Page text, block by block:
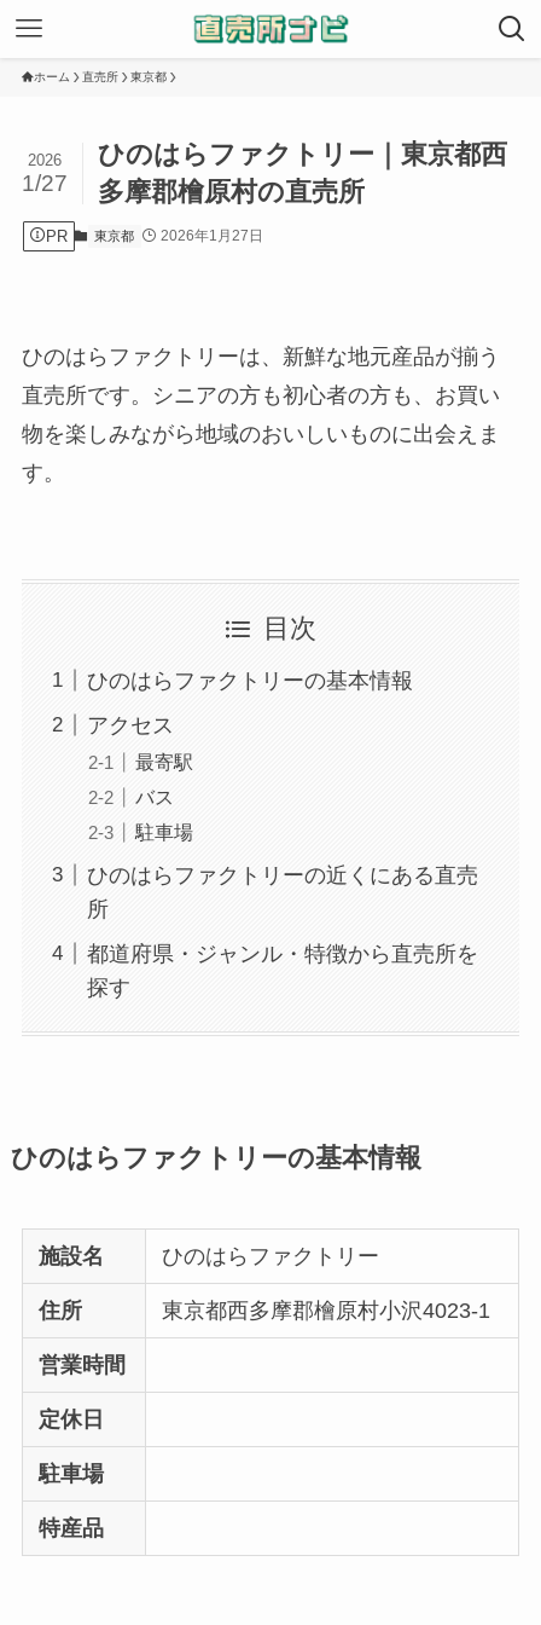
ホーム 直売所 東京都
ひのはらファクトリー｜東京都西
多摩郡檜原村の直売所
2026
1/27
PR 東京都 2026年1月27日
ひのはらファクトリーは、新鮮な地元産品が揃う
直売所です。シニアの方も初心者の方も、お買い
物を楽しみながら地域のおいしいものに出会えま
す。
目次
ひのはらファクトリーの基本情報
アクセス
最寄駅
バス
駐車場
ひのはらファクトリーの近くにある直売
所
都道府県・ジャンル・特徴から直売所を
探す
ひのはらファクトリーの基本情報
施設名 ひのはらファクトリー
住所 東京都西多摩郡檜原村小沢4023-1
営業時間
定休日
駐車場
特産品